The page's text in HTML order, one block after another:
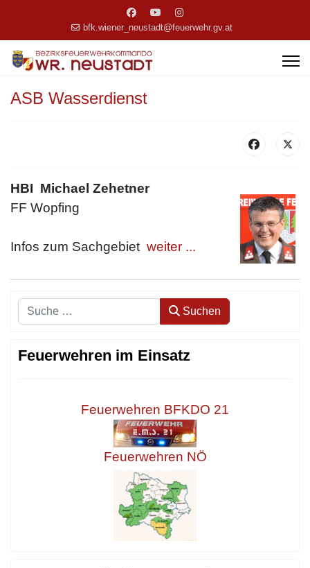
bfk.wiener_neustadt@feuerwehr.gv.at
ASB Wasserdienst
HBI Michael Zehetner
FF Wopfing
Infos zum Sachgebiet weiter ...
Suchen Suchen
Feuerwehren im Einsatz
Feuerwehren BFKDO 21
Feuerwehren NÖ